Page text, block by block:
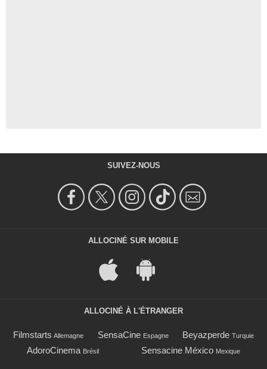
SUIVEZ-NOUS
ALLOCINÉ SUR MOBILE
ALLOCINÉ À L'ÉTRANGER
Filmstarts Allemagne SensaCine Espagne Beyazperde Turquie
AdoroCinema Brésil Sensacine México Mexique